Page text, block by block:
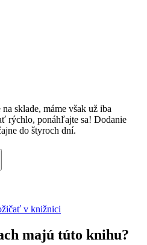
sklade, máme však už iba
rýchlo, ponáhľajte sa! Dodanie
do štyroch dní.
v knižnici
majú túto knihu?